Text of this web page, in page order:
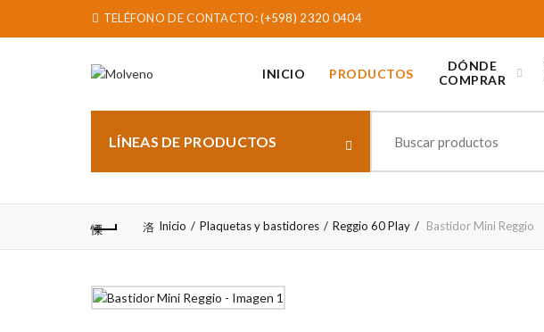
TELÉFONO DE CONTACTO:(+598) 2320 0404
INICIO PRODUCTOS
DÓNDE
COMPRAR
LÍNEAS DE PRODUCTOS
Inicio Plaquetas y bastidores Reggio 60 Play Bastidor Mini Reggio